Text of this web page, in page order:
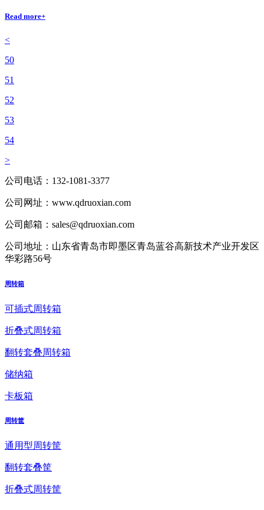
Read more+
<
50
51
52
53
54
>
公司电话： 132-1081-3377
公司网址： www.qdruoxian.com
公司邮箱： sales@qdruoxian.com
公司地址： 山东省青岛市即墨区青岛蓝谷高新技术产业开发区
华彩路56号
周转箱
可插式周转箱
折叠式周转箱
翻转套叠周转箱
储纳箱
卡板箱
周转筐
通用型周转筐
翻转套叠筐
折叠式周转筐